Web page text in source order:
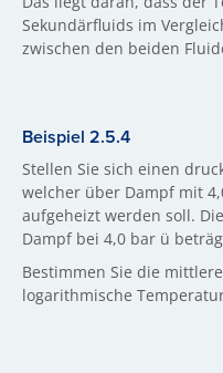
Sekundärfluids im
zwischen den beiden
Beispiel 2.5.4
Stellen Sie sich einen
welcher über Dampf mit
aufgeheizt werden soll.
Dampf bei 4,0 bar ü
Bestimmen Sie die
logarithmische